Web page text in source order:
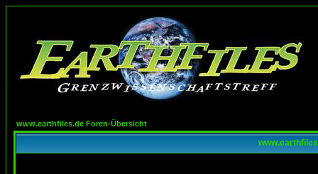
www.earthfiles.de Foren-Übersicht